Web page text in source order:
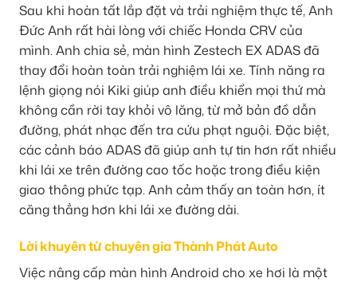
Sau khi hoàn tất lắp đặt và trải nghiệm thực tế, Anh
Đức Anh rất hài lòng với chiếc Honda CRV của
mình. Anh chia sẻ, màn hình Zestech EX ADAS đã
thay đổi hoàn toàn trải nghiệm lái xe. Tính năng ra
lệnh giọng nói Kiki giúp anh điều khiển mọi thứ mà
không cần rời tay khỏi vô lăng, từ mở bản đồ dẫn
đường, phát nhạc đến tra cứu phạt nguội. Đặc biệt,
các cảnh báo ADAS đã giúp anh tự tin hơn rất nhiều
khi lái xe trên đường cao tốc hoặc trong điều kiện
giao thông phức tạp. Anh cảm thấy an toàn hơn, ít
căng thẳng hơn khi lái xe đường dài.
Lời khuyên từ chuyên gia Thành Phát Auto
Việc nâng cấp màn hình Android cho xe hơi là một